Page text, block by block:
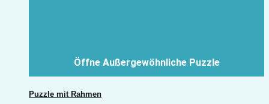
Öffne Außergewöhnliche Puzzle
Puzzle mit Rahmen